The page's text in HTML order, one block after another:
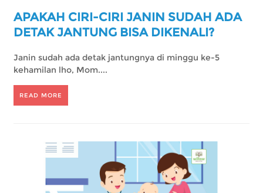
APAKAH CIRI-CIRI JANIN SUDAH ADA
DETAK JANTUNG BISA DIKENALI?
Janin sudah ada detak jantungnya di minggu ke-5
kehamilan lho, Mom....
READ MORE